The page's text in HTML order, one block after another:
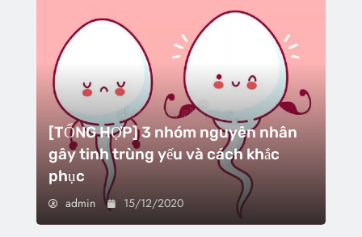
[TỔNG HỢP] 3 nhóm nguyên nhân
gây tinh trùng yếu và cách khắc
phục
admin 15/12/2020